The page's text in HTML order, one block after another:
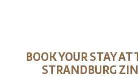
BOOK YOUR STAY
STRANDBURG